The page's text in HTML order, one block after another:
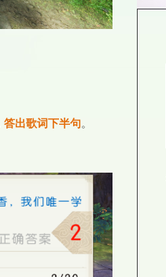
答出歌词下半句。